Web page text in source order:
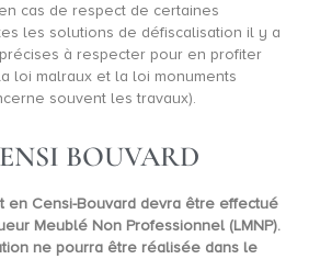
cas de respect de certaines
les solutions de défiscalisation il y a
à respecter pour en profiter
loi malraux et la loi monuments
souvent les travaux).
BOUVARD
en Censi-Bouvard devra être effectué
Meublé Non Professionnel (LMNP).
ne pourra être réalisée dans le